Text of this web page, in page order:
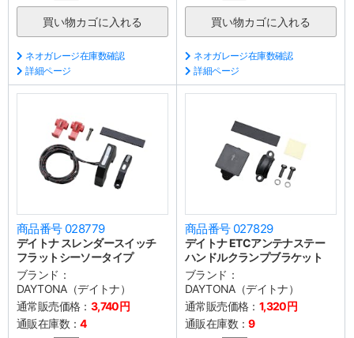
ネオガレージ在庫数確認
詳細ページ
ネオガレージ在庫数確認
詳細ページ
商品番号 028779
デイトナ スレンダースイッチ
フラットシーソータイプ
ブランド：
DAYTONA（デイトナ）
通常販売価格： 3,740円
通販在庫数：4
商品番号 027829
デイトナ ETCアンテナステー
ハンドルクランプブラケット
ブランド：
DAYTONA（デイトナ）
通常販売価格： 1,320円
通販在庫数：9